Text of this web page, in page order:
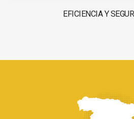
EFICIENCIA Y